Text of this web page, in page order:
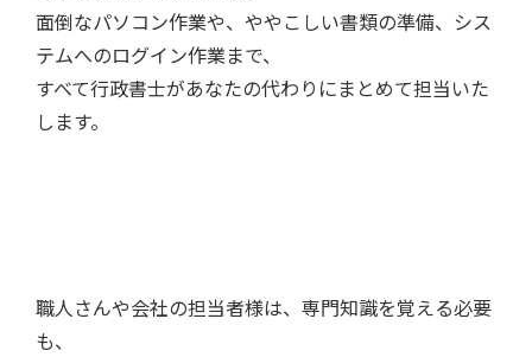
面倒なパソコン作業や、ややこしい書類の準備、シス
テムへのログイン作業まで、
すべて行政書士があなたの代わりにまとめて担当いた
します。
職人さんや会社の担当者様は、専門知識を覚える必要
も、